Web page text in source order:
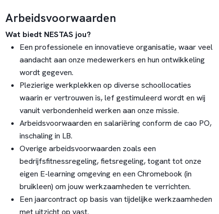
Arbeidsvoorwaarden
Wat biedt NESTAS jou?
Een professionele en innovatieve organisatie, waar veel
aandacht aan onze medewerkers en hun ontwikkeling
wordt gegeven.
Plezierige werkplekken op diverse schoollocaties
waarin er vertrouwen is, lef gestimuleerd wordt en wij
vanuit verbondenheid werken aan onze missie.
Arbeidsvoorwaarden en salariëring conform de cao PO,
inschaling in LB.
Overige arbeidsvoorwaarden zoals een
bedrijfsfitnessregeling, fietsregeling, togant tot onze
eigen E-learning omgeving en een Chromebook (in
bruikleen) om jouw werkzaamheden te verrichten.
Een jaarcontract op basis van tijdelijke werkzaamheden
met uitzicht op vast.